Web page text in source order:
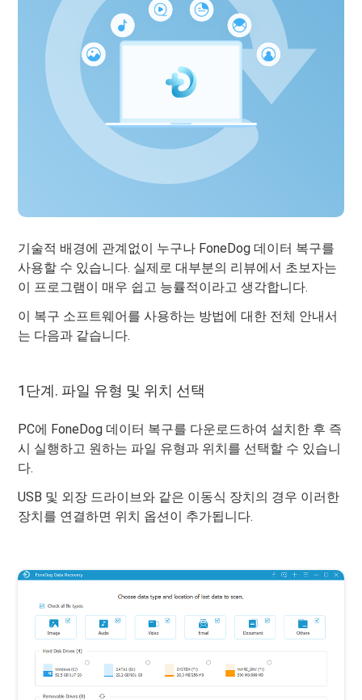
기술적 배경에 관계없이 누구나 FoneDog 데이터 복구를
사용할 수 있습니다. 실제로 대부분의 리뷰에서 초보자는
이 프로그램이 매우 쉽고 능률적이라고 생각합니다.
이 복구 소프트웨어를 사용하는 방법에 대한 전체 안내서
는 다음과 같습니다.
1단계. 파일 유형 및 위치 선택
PC에 FoneDog 데이터 복구를 다운로드하여 설치한 후 즉
시 실행하고 원하는 파일 유형과 위치를 선택할 수 있습니
다.
USB 및 외장 드라이브와 같은 이동식 장치의 경우 이러한
장치를 연결하면 위치 옵션이 추가됩니다.